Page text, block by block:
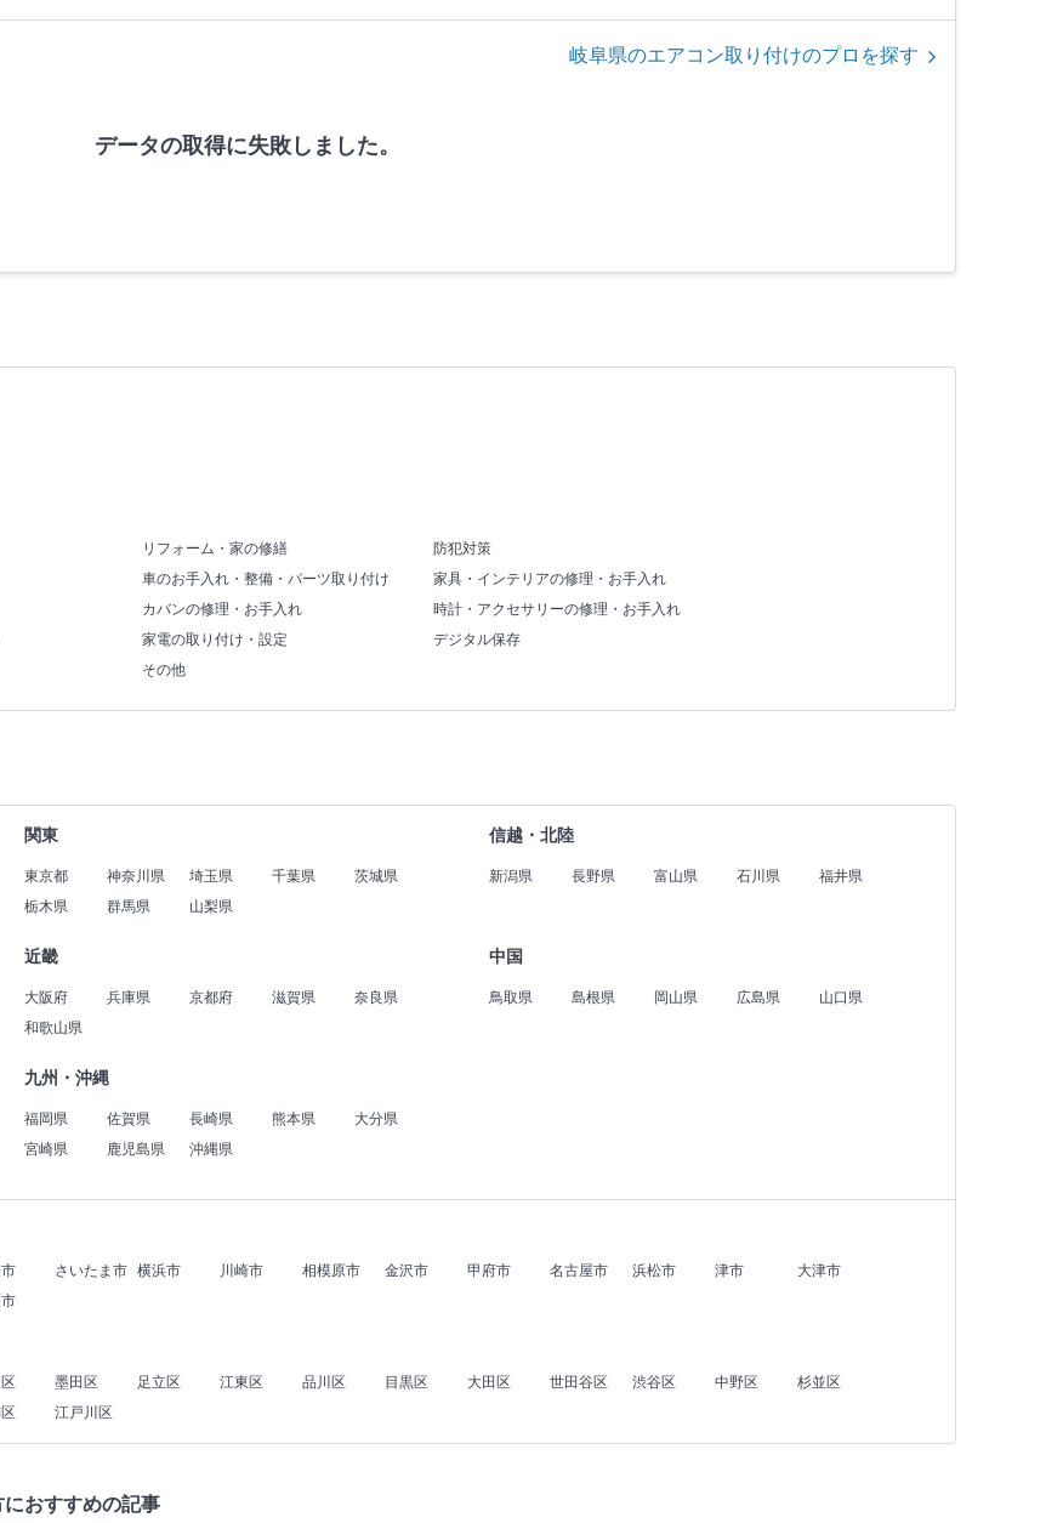
岐阜県のエアコン取り付けのプロを探す
データの取得に失敗しました。
リフォーム・家の修繕
防犯対策
車のお手入れ・整備・パーツ取り付け
家具・インテリアの修理・お手入れ
カバンの修理・お手入れ
時計・アクセサリーの修理・お手入れ
家電の取り付け・設定
デジタル保存
その他
関東
東京都 神奈川県 埼玉県 千葉県
茨城県
栃木県
群馬県 山梨県
信越・北陸
新潟県 長野県 富山県 石川県 福井県
近畿
大阪府 兵庫県 京都府 滋賀県
奈良県
和歌山県
中国
鳥取県 島根県 岡山県 広島県 山口県
九州・沖縄
福岡県 佐賀県 長崎県 熊本県
大分県
宮崎県
鹿児島県 沖縄県
さいたま市 横浜市 川崎市 相模原市 金沢市 甲府市 名古屋市 浜松市 津市
大津市
墨田区 足立区 江東区 品川区 目黒区 大田区 世田谷区 渋谷区 中野区
杉並区
江戸川区
おすすめの記事